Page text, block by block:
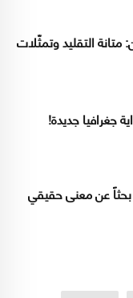
متانة التقليد وتمثّلات
جغرافيا جديدة!
بحثاً عن معنى حقيقي